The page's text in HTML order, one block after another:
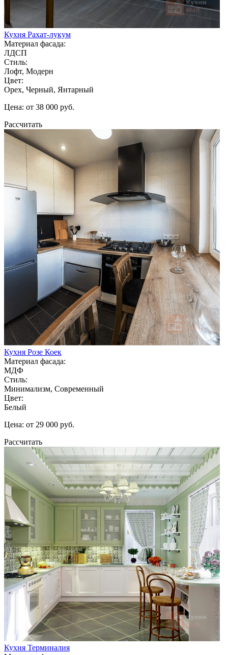
Кухня Рахат-лукум
Материал фасада:
ЛДСП
Стиль:
Лофт, Модерн
Цвет:
Орех, Черный, Янтарный
Цена: от 38 000 руб.
Рассчитать
Кухня Розе Коек
Материал фасада:
МДФ
Стиль:
Минимализм, Современный
Цвет:
Белый
Цена: от 29 000 руб.
Рассчитать
Кухня Терминалия